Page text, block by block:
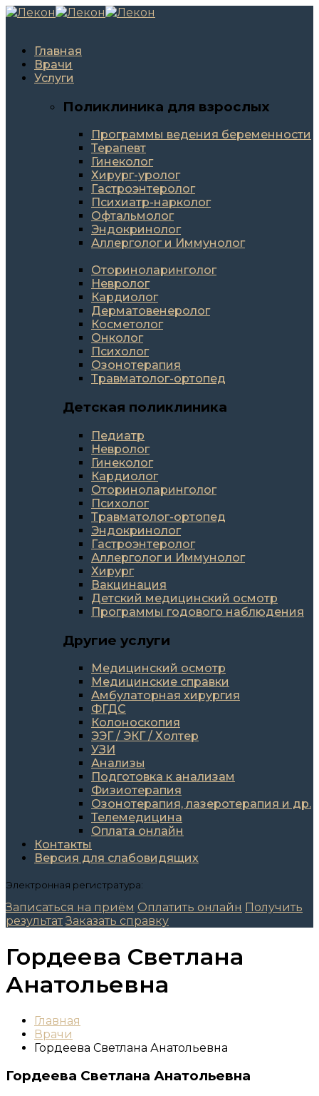
Главная
Врачи
Услуги
Поликлиника для взрослых
Программы ведения беременности
Терапевт
Гинеколог
Хирург-уролог
Гастроэнтеролог
Психиатр-нарколог
Офтальмолог
Эндокринолог
Аллерголог и Иммунолог
Оториноларинголог
Невролог
Кардиолог
Дерматовенеролог
Косметолог
Онколог
Психолог
Озонотерапия
Травматолог-ортопед
Детская поликлиника
Педиатр
Невролог
Гинеколог
Кардиолог
Оториноларинголог
Психолог
Травматолог-ортопед
Эндокринолог
Гастроэнтеролог
Аллерголог и Иммунолог
Хирург
Вакцинация
Детский медицинский осмотр
Программы годового наблюдения
Другие услуги
Медицинский осмотр
Медицинские справки
Амбулаторная хирургия
ФГДС
Колоноскопия
ЭЭГ / ЭКГ / Холтер
УЗИ
Анализы
Подготовка к анализам
Физиотерапия
Озонотерапия, лазеротерапия и др.
Телемедицина
Оплата онлайн
Контакты
Версия для слабовидящих
Электронная регистратура:
Записаться на приём Оплатить онлайн Получить
результат Заказать справку
Гордеева Светлана
Анатольевна
Главная
Врачи
Гордеева Светлана Анатольевна
Гордеева Светлана Анатольевна